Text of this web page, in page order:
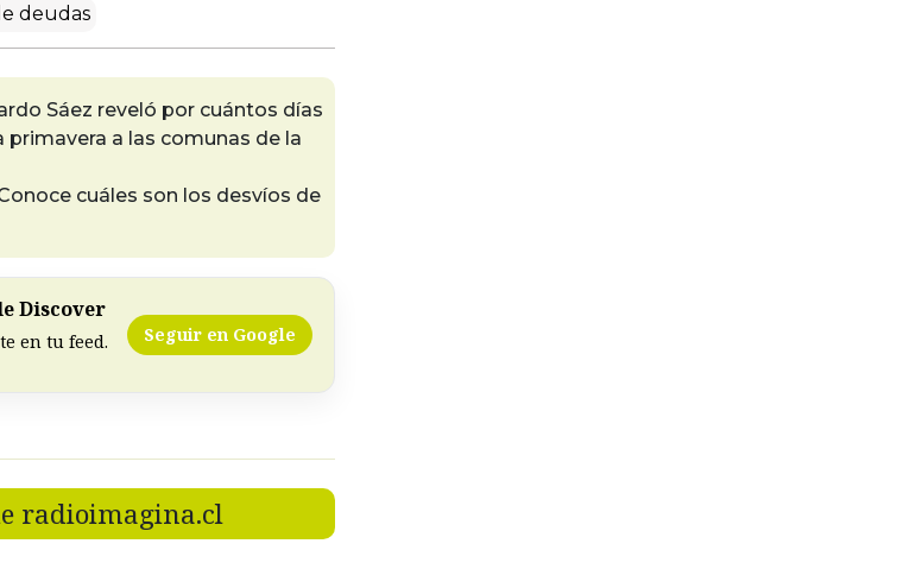
deudas
Sáez reveló por cuántos días
a las comunas de la
cuáles son los desvíos de
Discover
en tu feed. Seguir en Google
radioimagina.cl